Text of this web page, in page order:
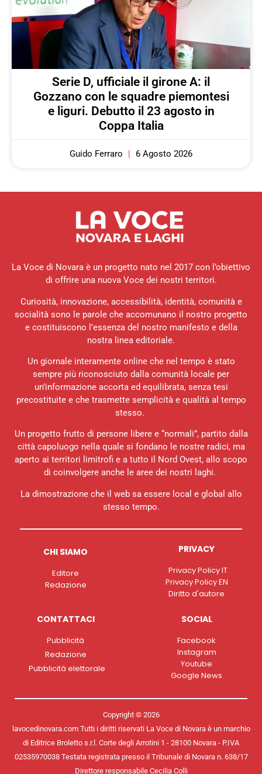
Serie D, ufficiale il girone A: il
Gozzano con le squadre piemontesi
e liguri. Debutto il 23 agosto in
Coppa Italia
Guido Ferraro 6 Agosto 2026
La Voce di Novara è un progetto nato nel 2017 con l’obiettivo
di offrire una nuova Voce dei nostri territori.
Curiosità, innovazione, accessibilità, identità, comunità e
socialità sono le parole che accomunano il nostro progetto
e costituiscono l’essenza del nostro manifesto e della
nostra linea editoriale.
Un giornale interamente online che nel tempo è stato
sempre più riconosciuto dalla comunità locale per
un’informazione accorta ed equilibrata, senza tesi
precostituite e che trasmette semplicità e qualità al tempo
stesso.
Un progetto frutto di persone libere e “normali”, partito dalla
città capoluogo nella quale si fondano le nostre radici, ma
aperto ai territori limitrofi e a tutto il Nord Ovest, allo scopo
di coinvolgere anche le aree dei nostri laghi.
La dimostrazione che il web sa essere local e global allo
stesso tempo.
CHI SIAMO
Editore
Redazione
PRIVACY
Privacy Policy IT
Privacy Policy EN
Diritto d'autore
CONTATTACI
Pubblicità
Redazione
Pubblicità elettorale
SOCIAL
Facebook
Instagram
Youtube
Google News
Copyright © 2026
lavocedinovara.com Tutti i diritti riservati La Voce di Novara è un marchio
di Editrice Broletto s.r.l. Corte degli Arrotini 1 - 28100 Novara - P.IVA
02535970038 Testata registrata presso il Tribunale di Novara n. 638/17
Direttore responsabile Cecilia Colli